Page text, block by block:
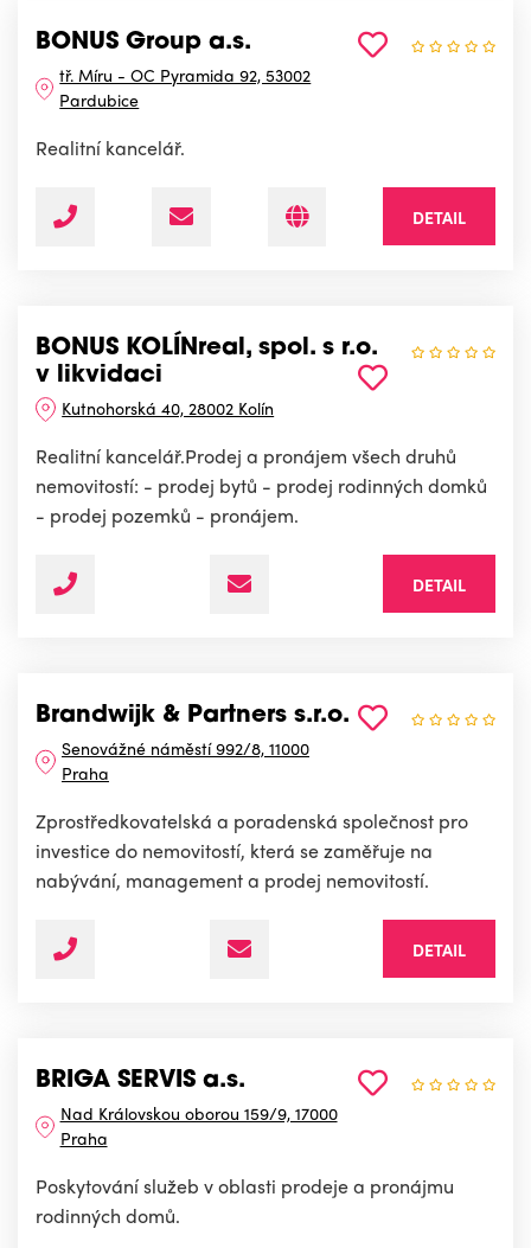
BONUS Group a.s.
tř. Míru - OC Pyramida 92, 53002
Pardubice
Realitní kancelář.
DETAIL
BONUS KOLÍNreal, spol. s r.o.
v likvidaci
Kutnohorská 40, 28002 Kolín
Realitní kancelář.Prodej a pronájem všech druhů
nemovitostí: - prodej bytů - prodej rodinných domků
- prodej pozemků - pronájem.
DETAIL
Brandwijk & Partners s.r.o.
Senovážné náměstí 992/8, 11000
Praha
Zprostředkovatelská a poradenská společnost pro
investice do nemovitostí, která se zaměřuje na
nabývání, management a prodej nemovitostí.
DETAIL
BRIGA SERVIS a.s.
Nad Královskou oborou 159/9, 17000
Praha
Poskytování služeb v oblasti prodeje a pronájmu
rodinných domů.